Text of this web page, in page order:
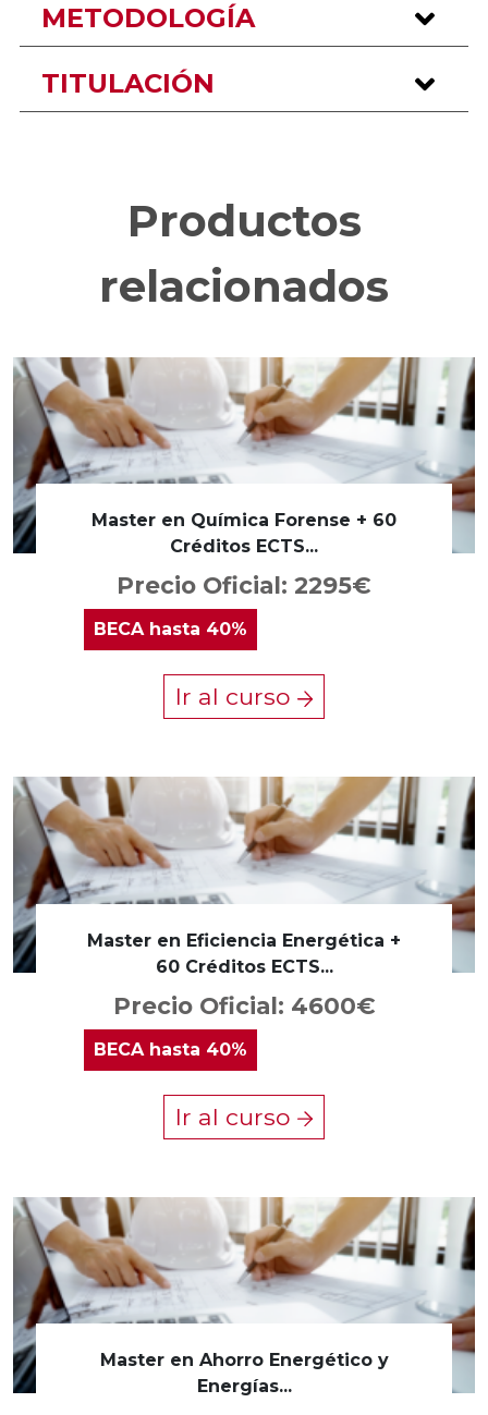
METODOLOGÍA
TITULACIÓN
Productos
relacionados
Master en Química Forense + 60
Créditos ECTS...
Precio Oficial: 2295€
BECAhasta 40%
Ir al curso
Master en Eficiencia Energética +
60 Créditos ECTS...
Precio Oficial: 4600€
BECA hasta 40%
Ir al curso
Master en Ahorro Energético y
Energías...